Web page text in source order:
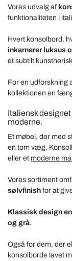
Vores udvalg af
funktionaliteten i
Hvert konsolbord,
inkarnerer luksus
et subtilt
For en udforskning
kollektionen en
Italiensk
moderne.
Et møbel, der med
en tom væg.
eller et moderne
Vores sortiment
sølvfinish for at
Klassisk design
og grå.
Også for dem, der
konsolborde lavet